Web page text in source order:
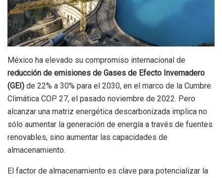
México ha elevado su compromiso internacional de
reducción de emisiones de Gases de Efecto Invernadero
(GEI) de 22% a 30% para el 2030, en el marco de la Cumbre
Climática COP 27, el pasado noviembre de 2022. Pero
alcanzar una matriz energética descarbonizada implica no
sólo aumentar la generación de energía a través de fuentes
renovables, sino aumentar las capacidades de
almacenamiento.
El factor de almacenamiento es clave para potencializar la